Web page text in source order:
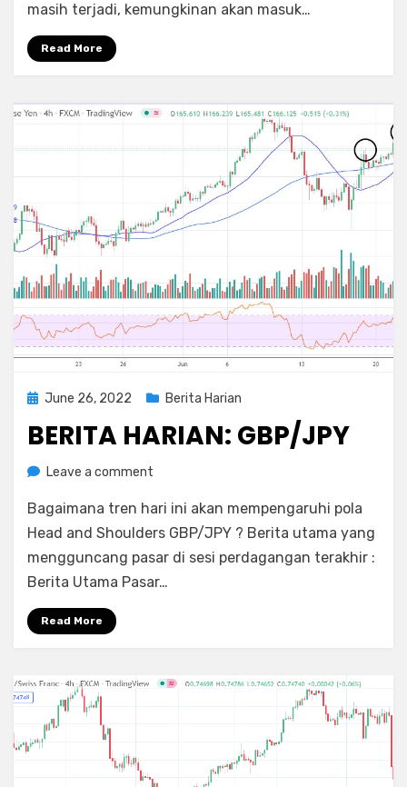
masih terjadi, kemungkinan akan masuk…
Read More
Posted
June 26, 2022 Berita Harian
BERITA HARIAN: GBP/JPY
byRediyus
Leave a comment
Harian:
GBP/JPY
Bagaimana tren hari ini akan mempengaruhi pola
Head and Shoulders GBP/JPY ? Berita utama yang
mengguncang pasar di sesi perdagangan terakhir :
Berita Utama Pasar…
Read More